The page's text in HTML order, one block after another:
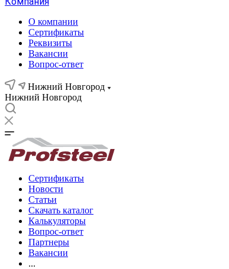
О компании
Сертификаты
Реквизиты
Вакансии
Вопрос-ответ
Нижний Новгород
Нижний Новгород
Сертификаты
Новости
Статьи
Скачать каталог
Калькуляторы
Вопрос-ответ
Партнеры
Вакансии
...